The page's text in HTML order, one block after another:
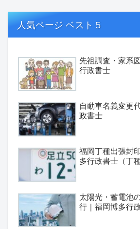
人気ページ ベスト５
先祖調査・家系
行政書士
自動車名義変更
政書士
福岡丁種出張封
多行政書士（丁
太陽光・蓄電池
行｜福岡博多行